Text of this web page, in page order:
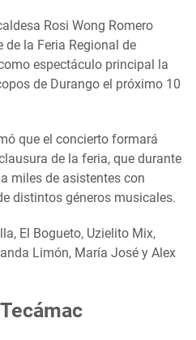
Rosi Wong Romero
la Feria Regional de
espectáculo principal la
de Durango el próximo 10
que el concierto formará
de la feria, que durante
miles de asistentes con
distintos géneros musicales.
El Bogueto, Uzielito Mix,
Limón, María José y Alex